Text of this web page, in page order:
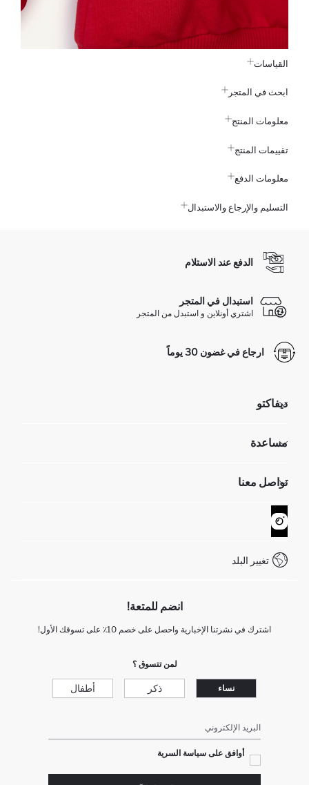
القياسات
ابحث في المتجر
معلومات المنتج
تقييمات المنتج
معلومات الدفع
التسليم والإرجاع والاستبدال
الدفع عند الاستلام
استبدال في المتجر
اشتري أونلاين و استبدل من المتجر
ارجاع في غضون 30 يوماً
ديفاكتو
تعرف علينا
GIFT CLUB
مساعدة
عمليات الارجاع و الاستبدال السهلة
تتبع الشحنة
كيف يمكنك التسوق في ديفاكتو ؟
تواصل معنا
نموذج الاتصال
خدمة العملاء
تغيير البلد
انضم للمتعة!
اشترك في نشرتنا الإخبارية واحصل على خصم 10٪ على تسوقك الأول!
لمن تتسوق ؟
نساء ذكر أطفال
البريد الإلكتروني
أوافق على سياسة السرية